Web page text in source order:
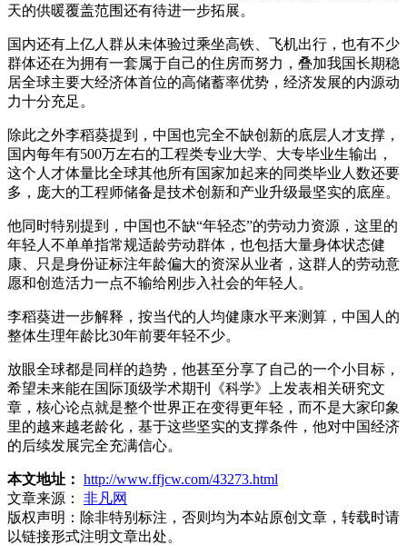
天的供暖覆盖范围还有待进一步拓展。
国内还有上亿人群从未体验过乘坐高铁、飞机出行，也有不少
群体还在为拥有一套属于自己的住房而努力，叠加我国长期稳
居全球主要大经济体首位的高储蓄率优势，经济发展的内源动
力十分充足。
除此之外李稻葵提到，中国也完全不缺创新的底层人才支撑，
国内每年有500万左右的工程类专业大学、大专毕业生输出，
这个人才体量比全球其他所有国家加起来的同类毕业人数还要
多，庞大的工程师储备是技术创新和产业升级最坚实的底座。
他同时特别提到，中国也不缺“年轻态”的劳动力资源，这里的
年轻人不单单指常规适龄劳动群体，也包括大量身体状态健
康、只是身份证标注年龄偏大的资深从业者，这群人的劳动意
愿和创造活力一点不输给刚步入社会的年轻人。
李稻葵进一步解释，按当代的人均健康水平来测算，中国人的
整体生理年龄比30年前要年轻不少。
放眼全球都是同样的趋势，他甚至分享了自己的一个小目标，
希望未来能在国际顶级学术期刊《科学》上发表相关研究文
章，核心论点就是整个世界正在变得更年轻，而不是大家印象
里的越来越老龄化，基于这些坚实的支撑条件，他对中国经济
的后续发展完全充满信心。
本文地址： http://www.ffjcw.com/43273.html
文章来源：
非凡网
版权声明： 除非特别标注，否则均为本站原创文章，转载时请
以链接形式注明文章出处。